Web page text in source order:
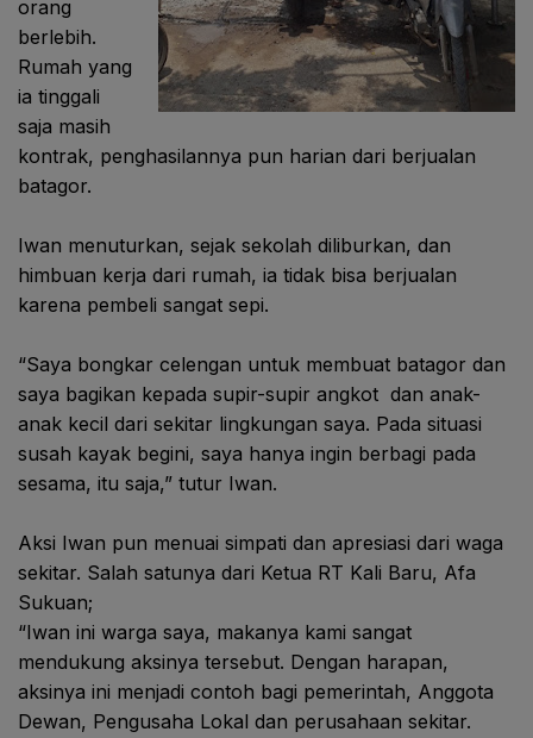
orang
berlebih.
Rumah yang
ia tinggali
saja masih
kontrak, penghasilannya pun harian dari berjualan
batagor.
Iwan menuturkan, sejak sekolah diliburkan, dan
himbuan kerja dari rumah, ia tidak bisa berjualan
karena pembeli sangat sepi.
“Saya bongkar celengan untuk membuat batagor dan
saya bagikan kepada supir-supir angkot dan anak-
anak kecil dari sekitar lingkungan saya. Pada situasi
susah kayak begini, saya hanya ingin berbagi pada
sesama, itu saja,” tutur Iwan.
Aksi Iwan pun menuai simpati dan apresiasi dari waga
sekitar. Salah satunya dari Ketua RT Kali Baru, Afa
Sukuan;
“Iwan ini warga saya, makanya kami sangat
mendukung aksinya tersebut. Dengan harapan,
aksinya ini menjadi contoh bagi pemerintah, Anggota
Dewan, Pengusaha Lokal dan perusahaan sekitar.